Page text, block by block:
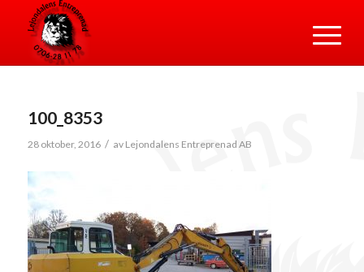
100_8353
28 oktober, 2016 / av Lejondalens Entreprenad AB